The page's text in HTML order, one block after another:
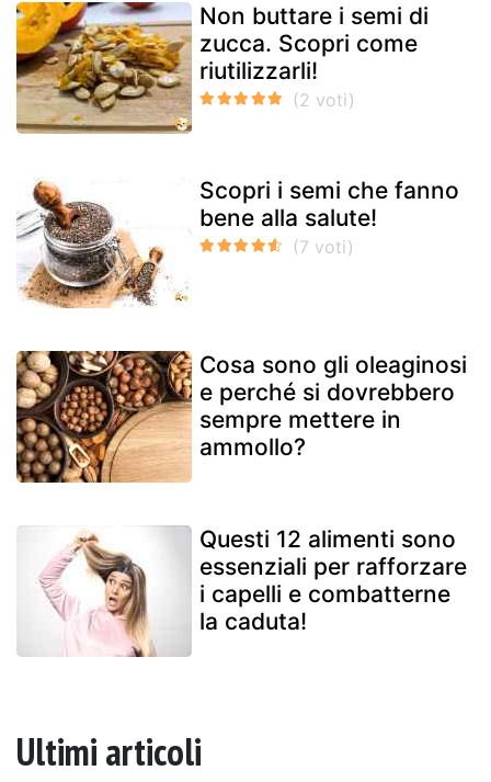
Non buttare i semi di
zucca. Scopri come
riutilizzarli!
Scopri i semi che fanno
bene alla salute!
Cosa sono gli oleaginosi
e perché si dovrebbero
sempre mettere in
ammollo?
Questi 12 alimenti sono
essenziali per rafforzare
i capelli e combatterne
la caduta!
Ultimi articoli